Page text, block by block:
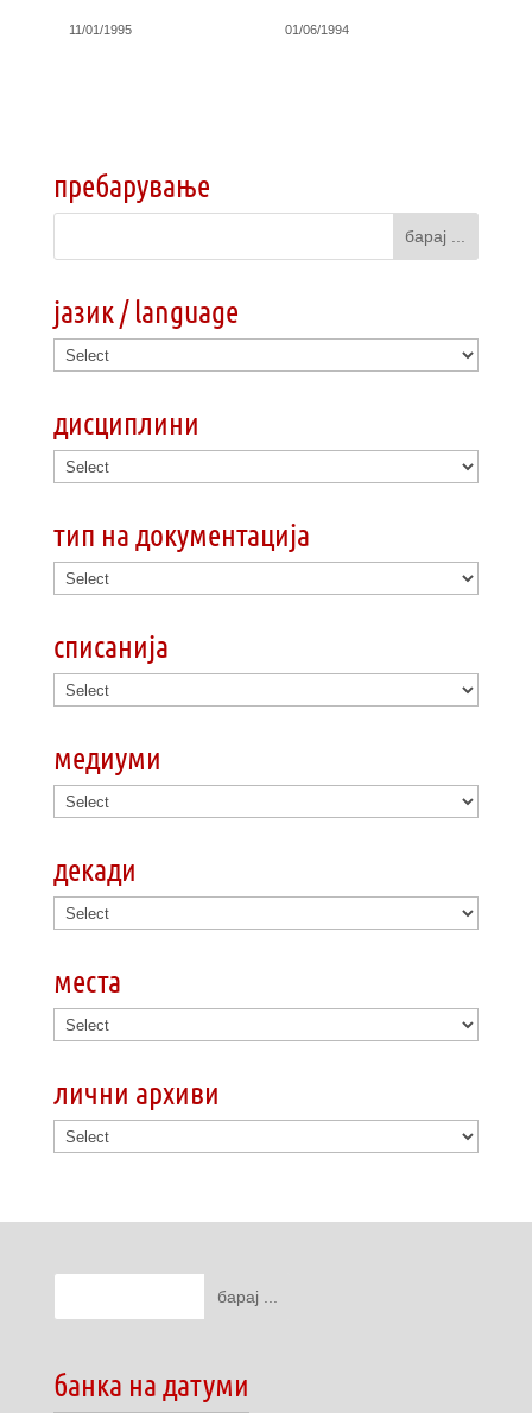
11/01/1995 01/06/1994
пребарување
јазик / language
дисциплини
тип на документација
списанија
медиуми
декади
места
лични архиви
банка на датуми